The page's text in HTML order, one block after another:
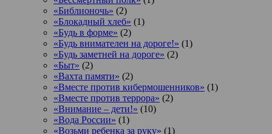
«Библионочь» (2)
«Блокадный хлеб» (1)
«Будь в форме» (2)
«Будь внимателен на дороге!» (1)
«Будь заметней на дороге» (2)
«Быт» (2)
«Вахта памяти» (2)
«Вместе против кибермошенников» (1)
«Вместе против террора» (2)
«Внимание – дети!» (10)
«Вода России» (1)
«Возьми ребенка за руку» (1)